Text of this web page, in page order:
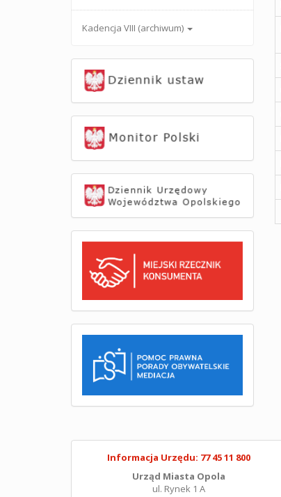
Kadencja VIII (archiwum)
Informacja Urzędu: 77 45 11 800
Urząd Miasta Opola
ul. Rynek 1 A